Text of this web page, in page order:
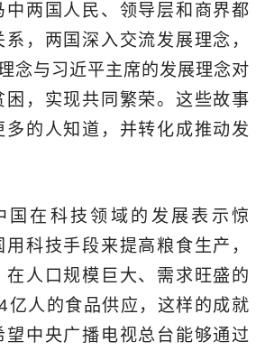
中两国人民、领导层和商界都
，两国深入交流发展理念，
念与习近平主席的发展理念对
困，实现共同繁荣。这些故事
多的人知道，并转化成推动发
国在科技领域的发展表示惊
科技手段来提高粮食生产，
在人口规模巨大、需求旺盛的
亿人的食品供应，这样的成就
望中央广播电视总台能够通过